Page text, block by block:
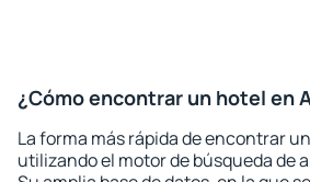
¿Cómo encontrar un hotel en
La forma más rápida de encontrar
utilizando el motor de búsqueda de